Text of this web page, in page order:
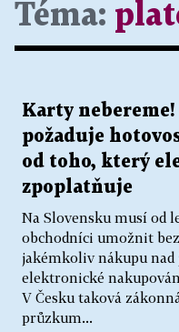
Téma:
Karty
požaduje
od toho, který
zpoplatňuje
Na Slovensku musí od
obchodníci umožnit
jakémkoliv nákupu nad
elektronické
V Česku taková
průzkum...